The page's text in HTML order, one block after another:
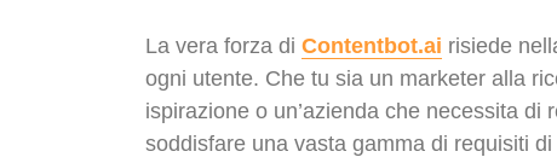
La vera forza di Contentbot.ai risiede
ogni utente. Che tu sia un marketer alla
ispirazione o un’azienda che necessita
soddisfare una vasta gamma di requisiti